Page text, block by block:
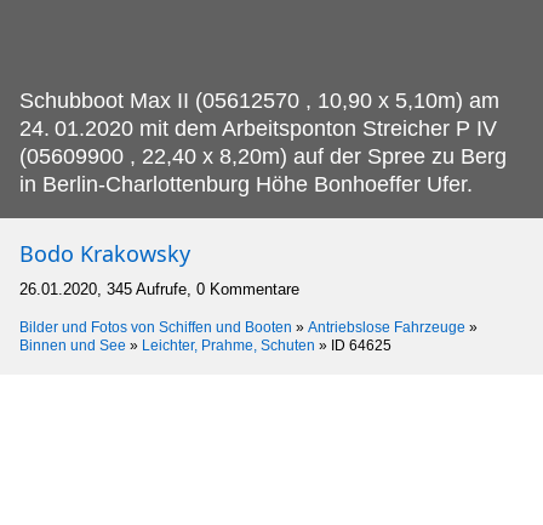
Schubboot Max II (05612570 , 10,90 x 5,10m) am
24. 01.2020 mit dem Arbeitsponton Streicher P IV
(05609900 , 22,40 x 8,20m) auf der Spree zu Berg
in Berlin-Charlottenburg Höhe Bonhoeffer Ufer.
Bodo Krakowsky
26.01.2020, 345 Aufrufe, 0 Kommentare
Bilder und Fotos von Schiffen und Booten » Antriebslose Fahrzeuge »
Binnen und See » Leichter, Prahme, Schuten » ID 64625